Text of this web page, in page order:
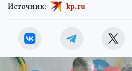
Источник: kp.ru